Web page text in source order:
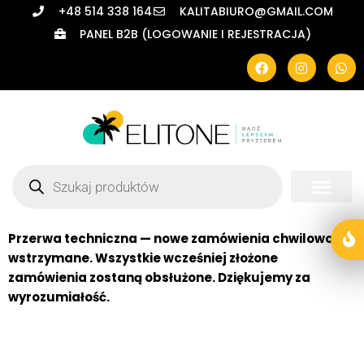
+48 514 338 164
KALITABIURO@GMAIL.COM
PANEL B2B (LOGOWANIE I REJESTRACJA)
Przerwa techniczna — nowe zamówienia chwilowo
wstrzymane. Wszystkie wcześniej złożone
zamówienia zostaną obsłużone. Dziękujemy za
wyrozumiałość.